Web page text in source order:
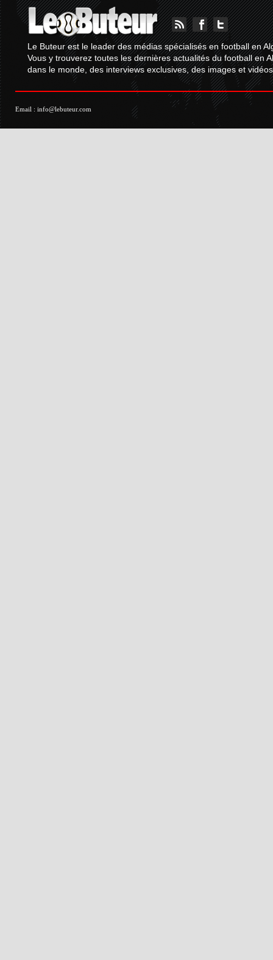
Le Buteur est le leader des médias spécialisés en football en
Vous y trouverez toutes les dernières actualités du football en
dans le monde, des interviews exclusives, des images et
Email : info@lebuteur.com